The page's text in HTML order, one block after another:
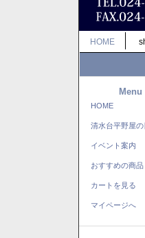
HOME
Menu
HOME
清水台平野屋の
イベント案内
おすすめの商品
カートを見る
マイページへ